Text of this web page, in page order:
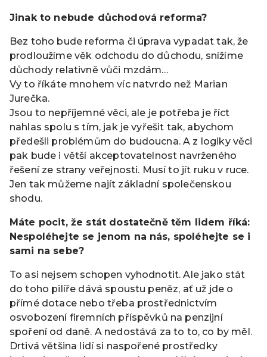
Jinak to nebude důchodová reforma?
Bez toho bude reforma či úprava vypadat tak, že
prodloužíme věk odchodu do důchodu, snížíme
důchody relativně vůči mzdám…
Vy to říkáte mnohem víc natvrdo než Marian
Jurečka.
Jsou to nepříjemné věci, ale je potřeba je říct
nahlas spolu s tím, jak je vyřešit tak, abychom
předešli problémům do budoucna. A z logiky věci
pak bude i větší akceptovatelnost navrženého
řešení ze strany veřejnosti. Musí to jít ruku v ruce.
Jen tak můžeme najít základní společenskou
shodu.
Máte pocit, že stát dostatečně těm lidem říká:
Nespoléhejte se jenom na nás, spoléhejte se i
sami na sebe?
To asi nejsem schopen vyhodnotit. Ale jako stát
do toho pilíře dává spoustu peněz, ať už jde o
přímé dotace nebo třeba prostřednictvím
osvobození firemních příspěvků na penzijní
spoření od daně. A nedostává za to to, co by měl.
Drtivá většina lidí si naspořené prostředky